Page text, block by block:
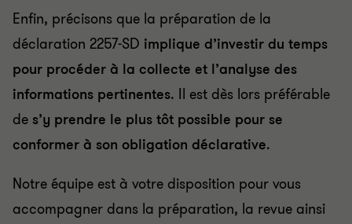
Enfin, précisons que la préparation de la
déclaration 2257-SD implique d’investir du temps
pour procéder à la collecte et l’analyse des
informations pertinentes. Il est dès lors préférable
de s’y prendre le plus tôt possible pour se
conformer à son obligation déclarative.
Notre équipe est à votre disposition pour vous
accompagner dans la préparation, la revue ainsi